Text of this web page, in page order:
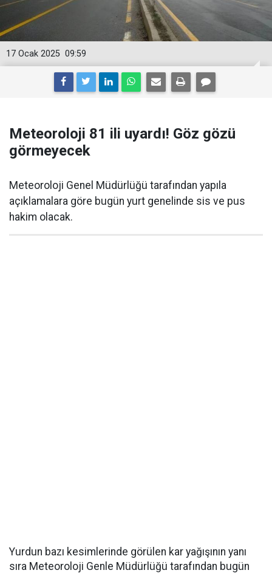
09:59
17 Ocak 2025
Meteoroloji 81 ili uyardı! Göz gözü
görmeyecek
Meteoroloji Genel Müdürlüğü tarafından yapıla
açıklamalara göre bugün yurt genelinde sis ve pus
hakim olacak.
Yurdun bazı kesimlerinde görülen kar yağışının yanı
sıra Meteoroloji Genle Müdürlüğü tarafından bugün